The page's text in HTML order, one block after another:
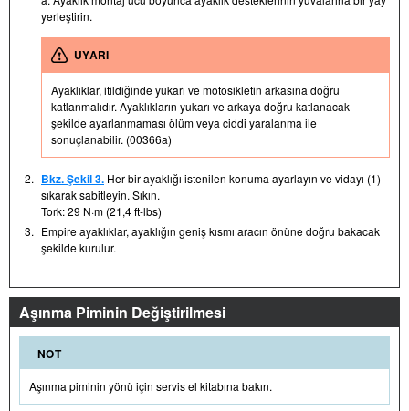
yerleştirin.
UYARI
Ayaklıklar, itildiğinde yukarı ve motosikletin arkasına doğru
katlanmalıdır. Ayaklıkların yukarı ve arkaya doğru katlanacak
şekilde ayarlanmaması ölüm veya ciddi yaralanma ile
sonuçlanabilir. (00366a)
2. Bkz. Şekil 3. Her bir ayaklığı istenilen konuma ayarlayın ve vidayı (1)
sıkarak sabitleyin. Sıkın.
Tork: 29 N·m (21,4 ft-lbs)
3. Empire ayaklıklar, ayaklığın geniş kısmı aracın önüne doğru bakacak
şekilde kurulur.
Aşınma Piminin Değiştirilmesi
NOT
Aşınma piminin yönü için servis el kitabına bakın.